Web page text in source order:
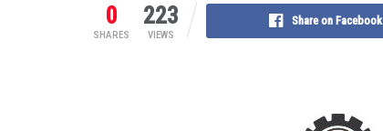
0
SHARES
223
VIEWS
Share on Facebook